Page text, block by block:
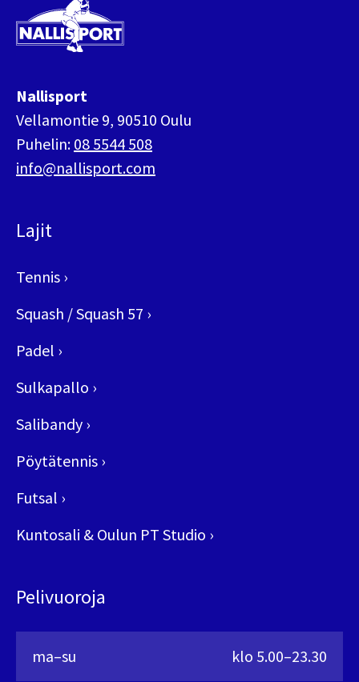
Nallisport
Vellamontie 9, 90510 Oulu
Puhelin: 08 5544 508
info@nallisport.com
Lajit
Tennis ›
Squash / Squash 57 ›
Padel ›
Sulkapallo ›
Salibandy ›
Pöytätennis ›
Futsal ›
Kuntosali & Oulun PT Studio ›
Pelivuoroja
ma–su klo 5.00–23.30